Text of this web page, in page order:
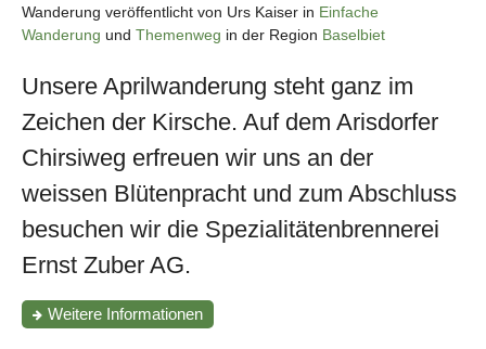
Wanderung veröffentlicht von Urs Kaiser in Einfache
Wanderung und Themenweg in der Region Baselbiet
Unsere Aprilwanderung steht ganz im
Zeichen der Kirsche. Auf dem Arisdorfer
Chirsiweg erfreuen wir uns an der
weissen Blütenpracht und zum Abschluss
besuchen wir die Spezialitätenbrennerei
Ernst Zuber AG.
Weitere Informationenzur
Wanderung